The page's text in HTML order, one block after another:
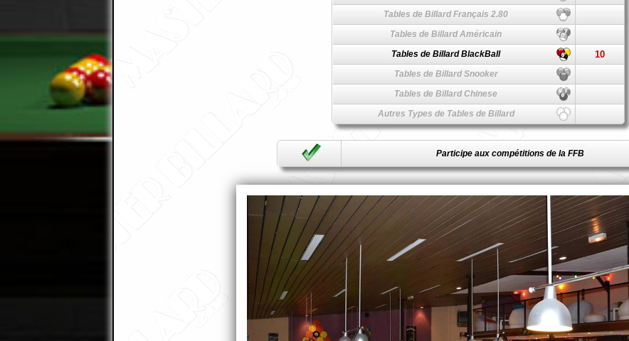
Tables de Billard Français 2.80
Tables de Billard Américain
Tables de Billard BlackBall
10
Tables de Billard Snooker
Tables de Billard Chinese
Autres Types de Tables de Billard
Participe aux compétitions de la FFB